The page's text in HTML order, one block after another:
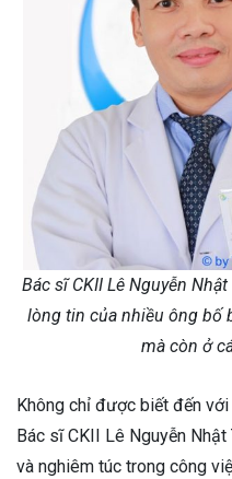
Bác sĩ CKII Lê Nguyễn
lòng tin của nhiều ông bố
mà còn ở
Không chỉ được biết đến
Bác sĩ CKII Lê Nguyễn
và nghiêm túc trong công